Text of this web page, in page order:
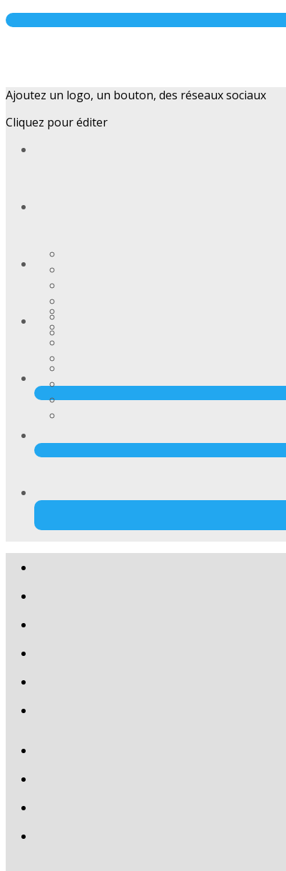
Ajoutez un logo, un bouton, des réseaux sociaux
Cliquez pour éditer